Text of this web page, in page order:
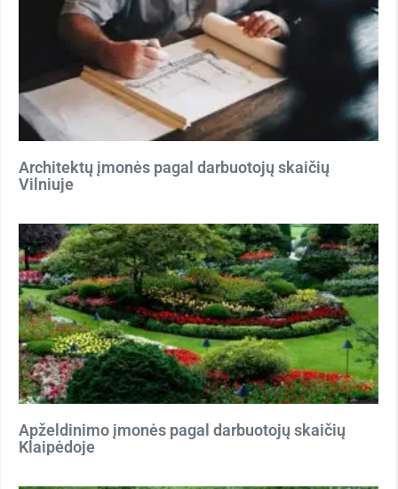
Architektų įmonės pagal darbuotojų skaičių
Vilniuje
Apželdinimo įmonės pagal darbuotojų skaičių
Klaipėdoje